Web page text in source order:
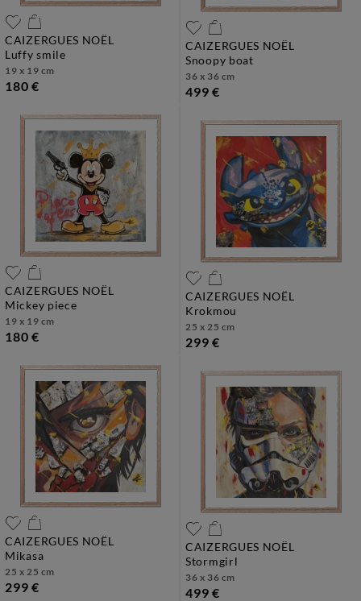
CAIZERGUES NOËL
luffy smile
19 x 19 cm
180 €
CAIZERGUES NOËL
snoopy boat
36 x 36 cm
499 €
CAIZERGUES NOËL
mickey piece
19 x 19 cm
180 €
CAIZERGUES NOËL
krokmou
25 x 25 cm
299 €
CAIZERGUES NOËL
mikasa
25 x 25 cm
299 €
CAIZERGUES NOËL
stormgirl
36 x 36 cm
499 €